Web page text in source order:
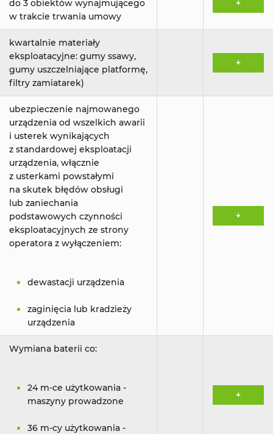
do 3 obiektów wynajmującego
w trakcie trwania umowy
+
kwartalnie materiały
eksploatacyjne: gumy ssawy,
gumy uszczelniające platformę,
filtry zamiatarek)
+
ubezpieczenie najmowanego
urządzenia od wszelkich awarii
i usterek wynikających
z standardowej eksploatacji
urządzenia, włącznie
z usterkami powstałymi
na skutek błędów obsługi
lub zaniechania
podstawowych czynności
eksploatacyjnych ze strony
operatora z wyłączeniem:
dewastacji urządzenia
zaginięcia lub kradzieży
urządzenia
+
Wymiana baterii co:
24 m-ce użytkowania -
maszyny prowadzone
36 m-cy użytkowania -
+